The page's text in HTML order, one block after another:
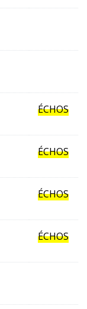
ÉCHOS
ÉCHOS
ÉCHOS
ÉCHOS